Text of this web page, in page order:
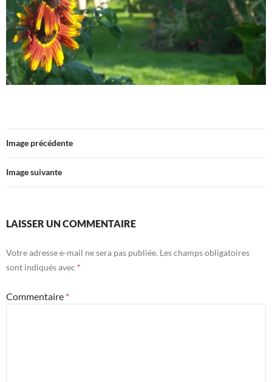
Image précédente
Image suivante
LAISSER UN COMMENTAIRE
Votre adresse e-mail ne sera pas publiée. Les champs obligatoires
sont indiqués avec *
Commentaire *